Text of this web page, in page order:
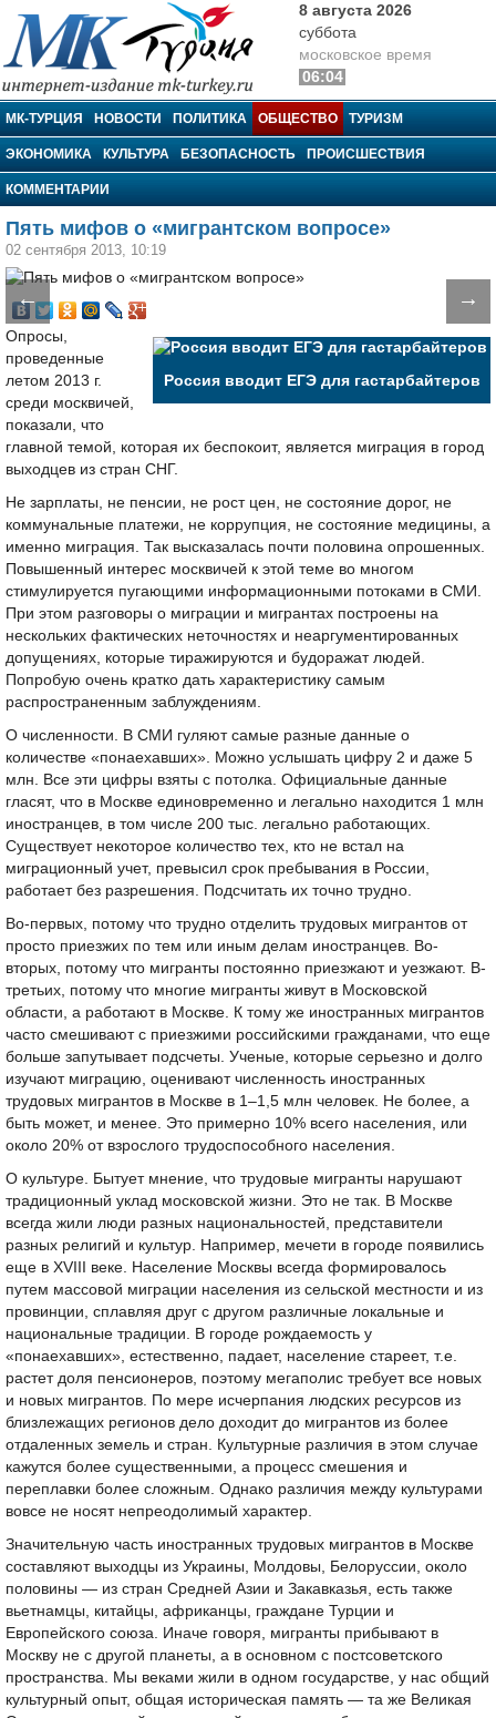
МК-Турция
8 августа 2026
суббота
московское время
06:04
МК-ТУРЦИЯ НОВОСТИ ПОЛИТИКА ОБЩЕСТВО ТУРИЗМ
ЭКОНОМИКА КУЛЬТУРА БЕЗОПАСНОСТЬ ПРОИСШЕСТВИЯ
КОММЕНТАРИИ
Пять мифов о «мигрантском вопросе»
02 сентября 2013, 10:19
← →
Россия вводит ЕГЭ для гастарбайтеров
Опросы,
проведенные
летом 2013 г.
среди москвичей,
показали, что
главной темой, которая их беспокоит, является миграция в город
выходцев из стран СНГ.
Не зарплаты, не пенсии, не рост цен, не состояние дорог, не
коммунальные платежи, не коррупция, не состояние медицины, а
именно миграция. Так высказалась почти половина опрошенных.
Повышенный интерес москвичей к этой теме во многом
стимулируется пугающими информационными потоками в СМИ.
При этом разговоры о миграции и мигрантах построены на
нескольких фактических неточностях и неаргументированных
допущениях, которые тиражируются и будоражат людей.
Попробую очень кратко дать характеристику самым
распространенным заблуждениям.
О численности. В СМИ гуляют самые разные данные о
количестве «понаехавших». Можно услышать цифру 2 и даже 5
млн. Все эти цифры взяты с потолка. Официальные данные
гласят, что в Москве единовременно и легально находится 1 млн
иностранцев, в том числе 200 тыс. легально работающих.
Существует некоторое количество тех, кто не встал на
миграционный учет, превысил срок пребывания в России,
работает без разрешения. Подсчитать их точно трудно.
Во-первых, потому что трудно отделить трудовых мигрантов от
просто приезжих по тем или иным делам иностранцев. Во-
вторых, потому что мигранты постоянно приезжают и уезжают. В-
третьих, потому что многие мигранты живут в Московской
области, а работают в Москве. К тому же иностранных мигрантов
часто смешивают с приезжими российскими гражданами, что еще
больше запутывает подсчеты. Ученые, которые серьезно и долго
изучают миграцию, оценивают численность иностранных
трудовых мигрантов в Москве в 1–1,5 млн человек. Не более, а
быть может, и менее. Это примерно 10% всего населения, или
около 20% от взрослого трудоспособного населения.
О культуре. Бытует мнение, что трудовые мигранты нарушают
традиционный уклад московской жизни. Это не так. В Москве
всегда жили люди разных национальностей, представители
разных религий и культур. Например, мечети в городе появились
еще в XVIII веке. Население Москвы всегда формировалось
путем массовой миграции населения из сельской местности и из
провинции, сплавляя друг с другом различные локальные и
национальные традиции. В городе рождаемость у
«понаехавших», естественно, падает, население стареет, т.е.
растет доля пенсионеров, поэтому мегаполис требует все новых
и новых мигрантов. По мере исчерпания людских ресурсов из
близлежащих регионов дело доходит до мигрантов из более
отдаленных земель и стран. Культурные различия в этом случае
кажутся более существенными, а процесс смешения и
переплавки более сложным. Однако различия между культурами
вовсе не носят непреодолимый характер.
Значительную часть иностранных трудовых мигрантов в Москве
составляют выходцы из Украины, Молдовы, Белоруссии, около
половины — из стран Средней Азии и Закавказья, есть также
вьетнамцы, китайцы, африканцы, граждане Турции и
Европейского союза. Иначе говоря, мигранты прибывают в
Москву не с другой планеты, а в основном с постсоветского
пространства. Мы веками жили в одном государстве, у нас общий
культурный опыт, общая историческая память — та же Великая